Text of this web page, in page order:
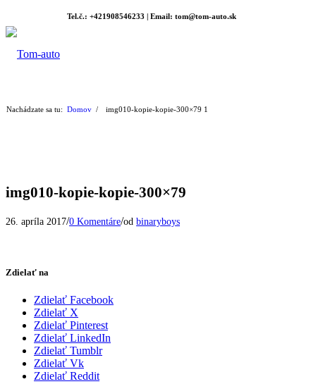
Tel.č.: +421908546233 | Email: tom@tom-auto.sk
Nachádzate sa tu: Domov 1
/ img010-kopie-kopie-300×79
img010-kopie-kopie-300×79
26. apríla 2017/0 Komentáre/od binaryboys
Zdielať na
Zdielať Facebook
Zdielať X
Zdielať Pinterest
Zdielať LinkedIn
Zdielať Tumblr
Zdielať Vk
Zdielať Reddit